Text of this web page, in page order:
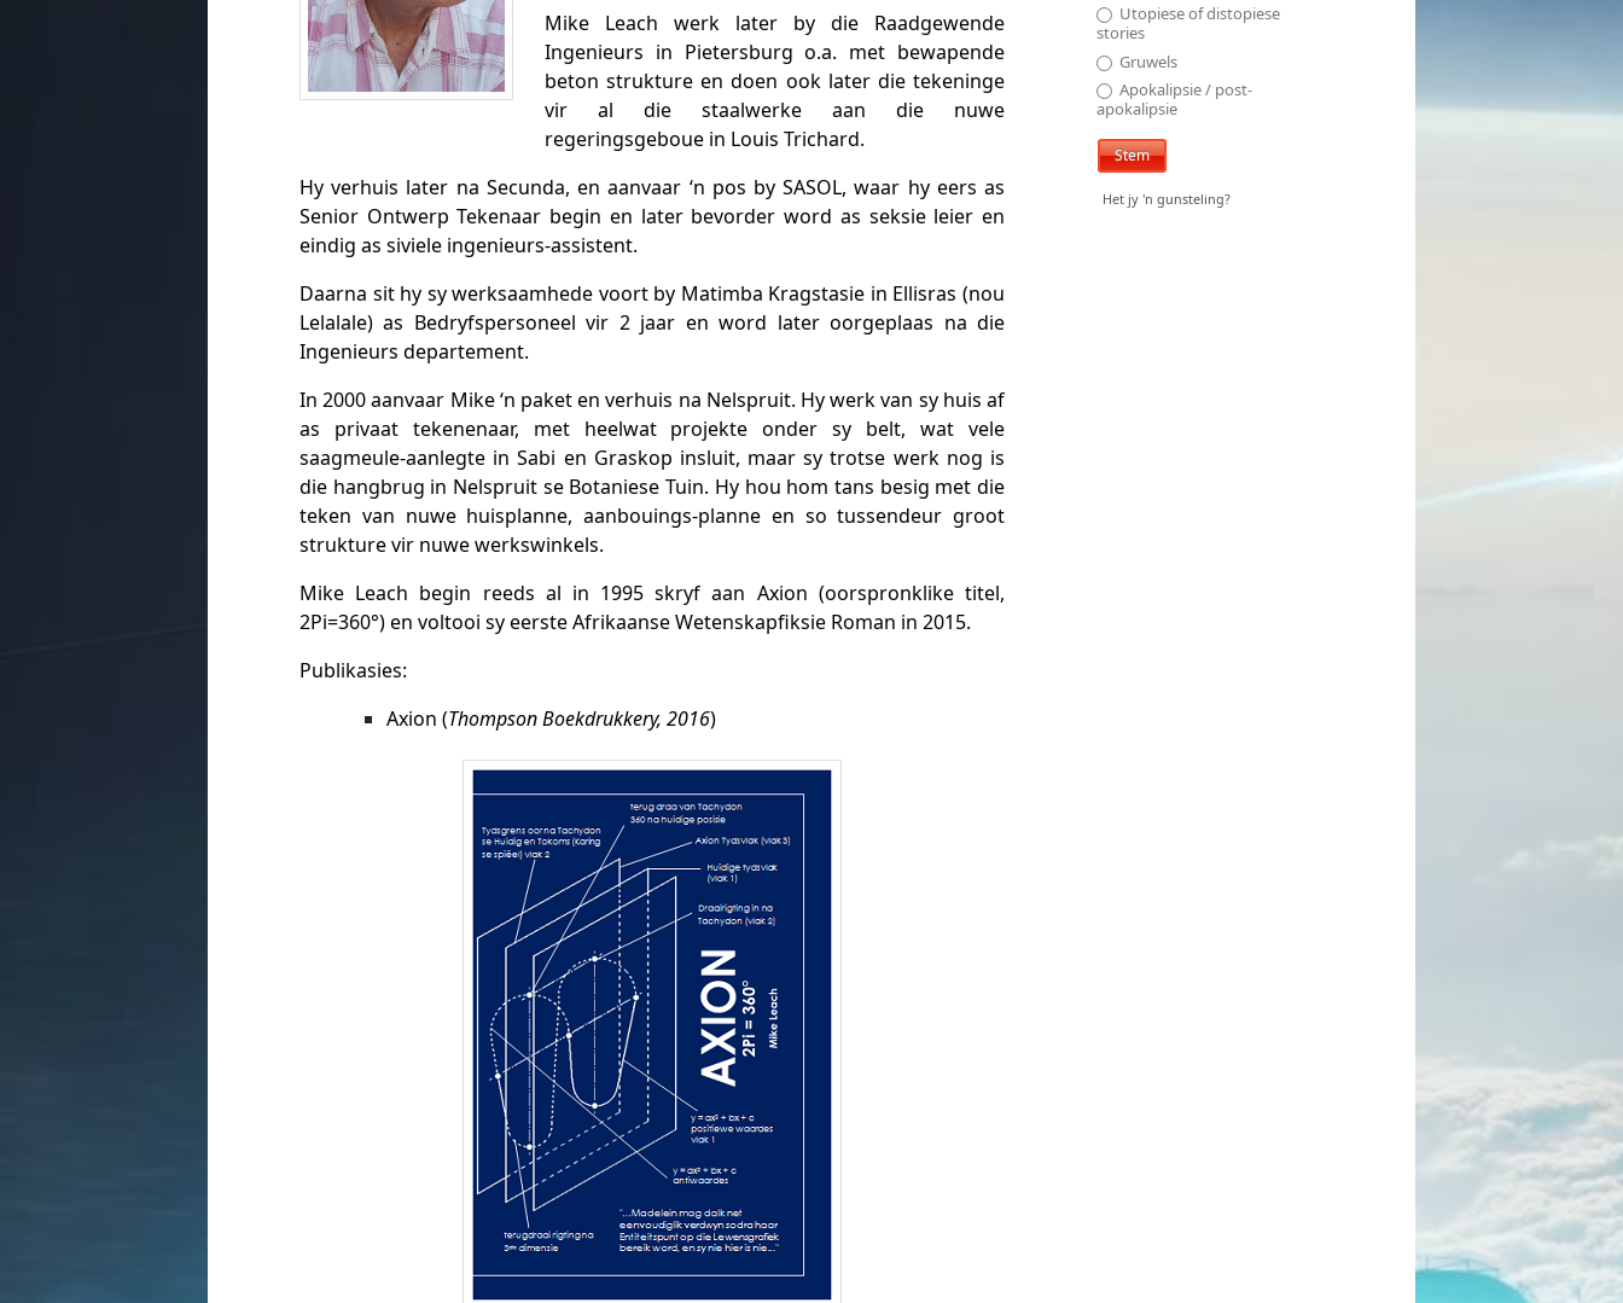
Mike Leach werk later by die Raadgewende
Ingenieurs in Pietersburg o.a. met bewapende
beton strukture en doen ook later die tekeninge
vir al die staalwerke aan die nuwe
regeringsgeboue in Louis Trichard.
Hy verhuis later na Secunda, en aanvaar ‘n pos by SASOL, waar hy eers as
Senior Ontwerp Tekenaar begin en later bevorder word as seksie leier en
eindig as siviele ingenieurs-assistent.
Daarna sit hy sy werksaamhede voort by Matimba Kragstasie in Ellisras (nou
Lelalale) as Bedryfspersoneel vir 2 jaar en word later oorgeplaas na die
Ingenieurs departement.
In 2000 aanvaar Mike ‘n paket en verhuis na Nelspruit. Hy werk van sy huis af
as privaat tekenenaar, met heelwat projekte onder sy belt, wat vele
saagmeule-aanlegte in Sabi en Graskop insluit, maar sy trotse werk nog is
die hangbrug in Nelspruit se Botaniese Tuin. Hy hou hom tans besig met die
teken van nuwe huisplanne, aanbouings-planne en so tussendeur groot
strukture vir nuwe werkswinkels.
Mike Leach begin reeds al in 1995 skryf aan Axion (oorspronklike titel,
2Pi=360°) en voltooi sy eerste Afrikaanse Wetenskapfiksie Roman in 2015.
Publikasies:
Axion (Thompson Boekdrukkery, 2016)
Utopiese of distopiese
stories
Gruwels
Apokalipsie / post-
apokalipsie
Het jy 'n gunsteling?